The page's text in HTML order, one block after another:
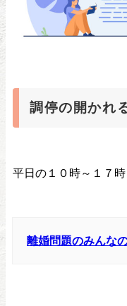
調停の開かれ
平日の１０時～１７
離婚問題のみんな